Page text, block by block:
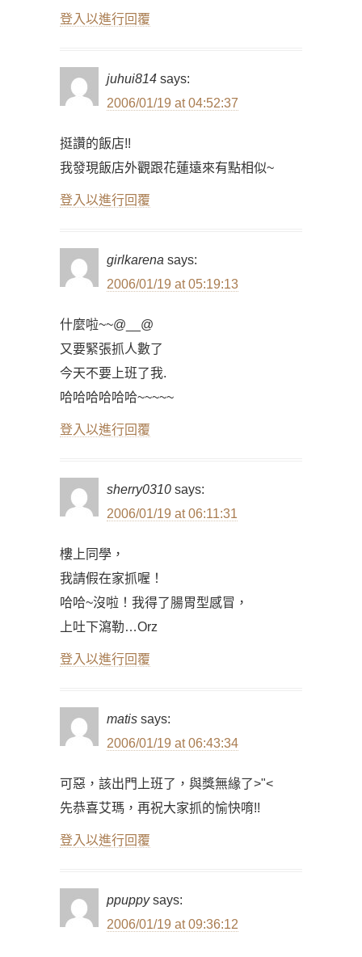
登入以進行回覆
juhui814 says:
2006/01/19 at 04:52:37
挺讚的飯店!!
我發現飯店外觀跟花蓮遠來有點相似~
登入以進行回覆
girlkarena says:
2006/01/19 at 05:19:13
什麼啦~~@__@
又要緊張抓人數了
今天不要上班了我.
哈哈哈哈哈哈~~~~~
登入以進行回覆
sherry0310 says:
2006/01/19 at 06:11:31
樓上同學，
我請假在家抓喔！
哈哈~沒啦！我得了腸胃型感冒，
上吐下瀉勒…Orz
登入以進行回覆
matis says:
2006/01/19 at 06:43:34
可惡，該出門上班了，與獎無緣了>"<
先恭喜艾瑪，再祝大家抓的愉快唷!!
登入以進行回覆
ppuppy says:
2006/01/19 at 09:36:12